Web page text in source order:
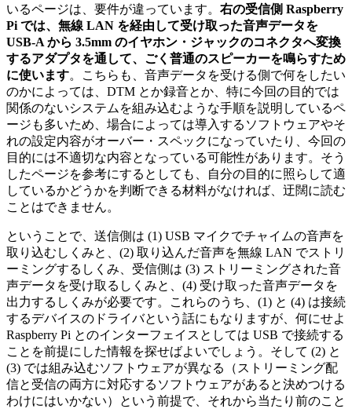
いるページは、要件が違っています。 右の受信側 Raspberry
Pi では、無線 LAN を経由して受け取った音声データを
USB-A から 3.5mm のイヤホン・ジャックのコネクタへ変換
するアダプタを通して、ごく普通のスピーカーを鳴らすため
に使います。こちらも、音声データを受ける側で何をしたい
のかによっては、DTM とか録音とか、特に今回の目的では
関係のないシステムを組み込むような手順を説明しているペ
ージも多いため、場合によっては導入するソフトウェアやそ
れの設定内容がオーバー・スペックになっていたり、今回の
目的には不適切な内容となっている可能性があります。そう
したページを参考にするとしても、自分の目的に照らして適
しているかどうかを判断できる材料がなければ、迂闊に読む
ことはできません。
ということで、送信側は (1) USB マイクでチャイムの音声を
取り込むしくみと、(2) 取り込んだ音声を無線 LAN でストリ
ーミングするしくみ、受信側は (3) ストリーミングされた音
声データを受け取るしくみと、(4) 受け取った音声データを
出力するしくみが必要です。これらのうち、(1) と (4) は接続
するデバイスのドライバという話にもなりますが、何にせよ
Raspberry Pi とのインターフェイスとしては USB で接続する
ことを前提にした情報を探せばよいでしょう。そして (2) と
(3) では組み込むソフトウェアが異なる（ストリーミング配
信と受信の両方に対応するソフトウェアがあると決めつける
わけにはいかない）という前提で、それから当たり前のこと